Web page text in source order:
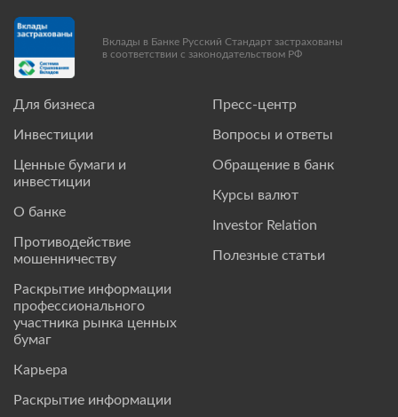
Для бизнеса
Инвестиции
Ценные бумаги и
инвестиции
О банке
Противодействие
мошенничеству
Раскрытие информации
профессионального
участника рынка ценных
бумаг
Карьера
Раскрытие информации
Пресс-центр
Вопросы и ответы
Обращение в банк
Курсы валют
Investor Relation
Полезные статьи
Вклады в Банке Русский Стандарт застрахованы
в соответствии с законодательством РФ